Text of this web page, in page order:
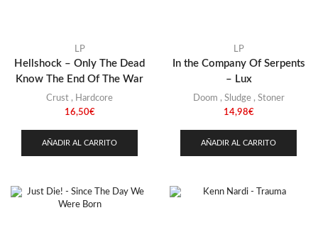
LP
Hellshock – Only The Dead
Know The End Of The War
Crust , Hardcore
16,50€
AÑADIR AL CARRITO
LP
In the Company Of Serpents
– Lux
Doom , Sludge, Stoner
14,98€
AÑADIR AL CARRITO